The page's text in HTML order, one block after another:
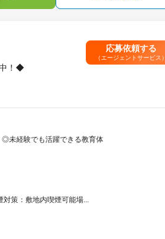
中！◆
応募依頼する
（エージェントサービス）
◎未経験でも活躍できる教育体
対策：敷地内喫煙可能場...